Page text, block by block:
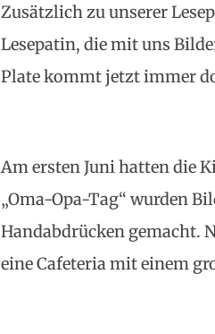
Zusätzlich zu unserer
Lesepatin, die mit uns
Plate kommt jetzt immer
Am ersten Juni hatten die
„Oma-Opa-Tag“ wurden
Handabdrücken gemacht.
eine Cafeteria mit einem